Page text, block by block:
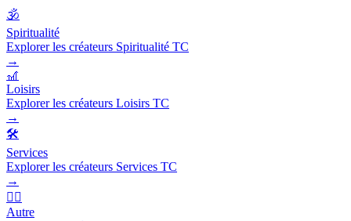
🕉️
Spiritualité
Explorer les créateurs Spiritualité TC
→
🎢
Loisirs
Explorer les créateurs Loisirs TC
→
🛠️
Services
Explorer les créateurs Services TC
→
🧜‍♂️
Autre